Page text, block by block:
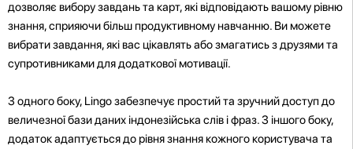
дозволяє вибору завдань та карт, які відповідають вашому рівню
знання, сприяючи більш продуктивному навчанню. Ви можете
вибрати завдання, які вас цікавлять або змагатись з друзями та
супротивниками для додаткової мотивації.
З одного боку, Lingo забезпечує простий та зручний доступ до
величезної бази даних індонезійська слів і фраз. З іншого боку,
додаток адаптується до рівня знання кожного користувача та